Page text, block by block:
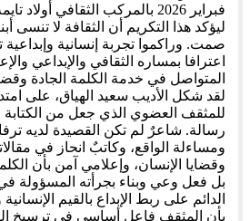
فبراير 2026 بالمركب الثقافي أولاد تايمة.
ليؤكد هذا التكريم أن الثقافة لا تنسى
صمت. وراكموا تجربة إنسانية
اعترافا بمساره الثقافي والإبداعي
المتواصل في خدمة الكلمة الجادة
لقد شكل الأديب سعيد الهياق، على
للمثقف العضوي الذي جعل من الكتابة
رسالة. شاعرٌ لم تكن القصيدة لديه ترفا
ومساءلة الواقع، وكاتبٌ انحاز في
وقضايا الإنسان، وإعلامي آمن بأن
بل فعل وعي وبناء بجرأته المسؤولة
الدائم على ربط الإبداع بالقيم الإنسانية
بأن المثقف فاعل أساسي في ترسيخ